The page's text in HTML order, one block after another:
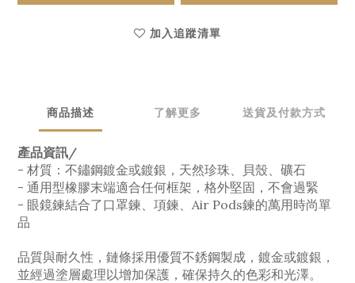
加入追蹤清單
商品描述 了解更多 送貨及付款方式
產品資訊/
- 材質：不鏽鋼鍍金或鍍銀，天然珍珠、貝殼、礦石
- 通用型橡膠末端適合任何框架，格外堅固，不會過緊
- 眼鏡鍊結合了口罩鍊、項鍊、Air Pods鍊的萬用時尚單
品
品質與耐久性，鏈條採用優質不銹鋼製成，鍍金或鍍銀，
並經過塗層處理以增加保護，確保持久的色彩和光澤。